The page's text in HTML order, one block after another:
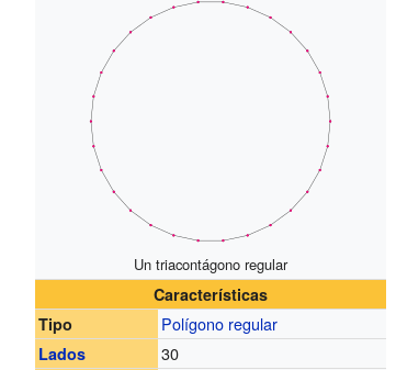
Un triacontágono regular
Características
Tipo
Polígono regular
Lados 30